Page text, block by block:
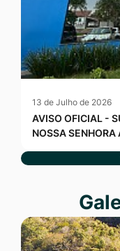
13 de Julho de 2026
AVISO OFICIAL -
NOSSA
Seção Galeria